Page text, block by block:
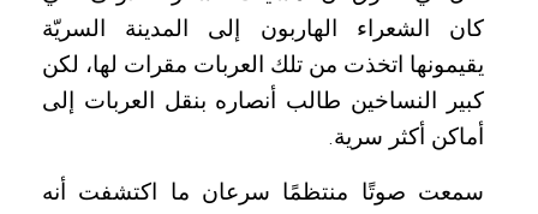
كان الشعراء الهاربون إلى المدينة السريّة
يقيمونها اتخذت من تلك العربات مقرات لها، لكن
كبير النساخين طالب أنصاره بنقل العربات إلى
أماكن أكثر سرية.
سمعت صوتًا منتظمًا سرعان ما اكتشفت أنه